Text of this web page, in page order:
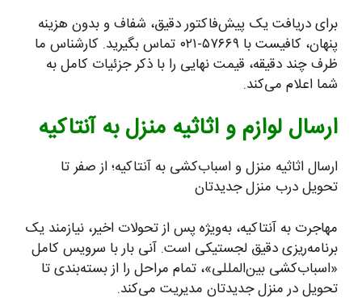
برای دریافت یک پیش‌فاکتور دقیق، شفاف و بدون هزینه
پنهان، کافیست با ۵۷۶۶۹-۰۲۱ تماس بگیرید. کارشناس ما
ظرف چند دقیقه، قیمت نهایی را با ذکر جزئیات کامل به
شما اعلام می‌کند.
ارسال لوازم و اثاثیه منزل به آنتاکیه
ارسال اثاثیه منزل و اسباب‌کشی به آنتاکیه؛ از صفر تا
تحویل درب منزل جدیدتان
مهاجرت به آنتاکیه، به‌ویژه پس از تحولات اخیر، نیازمند یک
برنامه‌ریزی دقیق لجستیکی است. آنی بار با سرویس کامل
«اسباب‌کشی بین‌المللی»، تمام مراحل را از بسته‌بندی تا
تحویل در منزل جدیدتان مدیریت می‌کند.